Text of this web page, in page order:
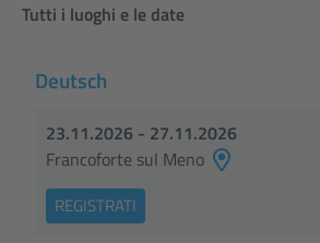
Tutti i luoghi e le date
Deutsch
23.11.2026 - 27.11.2026
Francoforte sul Meno
REGISTRATI